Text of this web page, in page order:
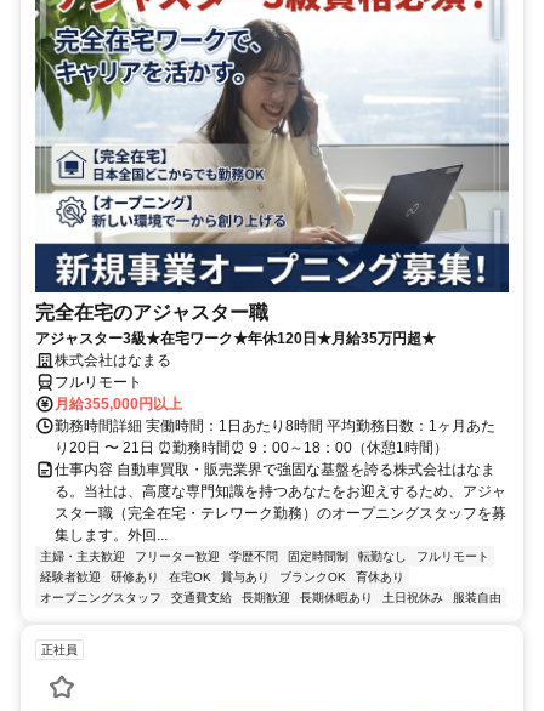
完全在宅のアジャスター職
アジャスター3級★在宅ワーク★年休120日★月給35万円超★
株式会社はなまる
フルリモート
月給355,000円以上
勤務時間詳細 実働時間：1日あたり8時間 平均勤務日数：1ヶ月あた
り20日 〜 21日 ⏰勤務時間⏰ 9：00～18：00（休憩1時間）
仕事内容 自動車買取・販売業界で強固な基盤を誇る株式会社はなま
る。当社は、高度な専門知識を持つあなたをお迎えするため、アジャ
スター職（完全在宅・テレワーク勤務）のオープニングスタッフを募
集します。外回...
主婦・主夫歓迎 フリーター歓迎 学歴不問 固定時間制 転勤なし
フルリモート
経験者歓迎
研修あり 在宅OK 賞与あり ブランクOK
育休あり
オープニングスタッフ
交通費支給 長期歓迎 長期休暇あり 土日祝休み 服装自由
正社員